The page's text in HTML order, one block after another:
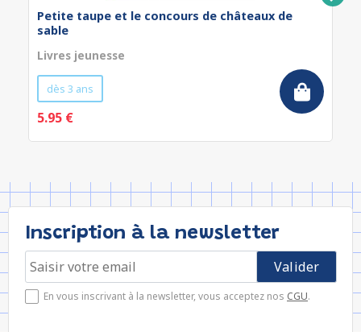
Petite taupe et le concours de châteaux de
sable
Livres jeunesse
dès 3 ans
5.95 €
Inscription à la newsletter
En vous inscrivant à la newsletter, vous acceptez nos CGU.